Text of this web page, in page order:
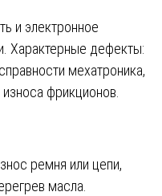
и электронное
Характерные дефекты:
мехатроника,
фрикционов.
ремня или цепи,
масла.